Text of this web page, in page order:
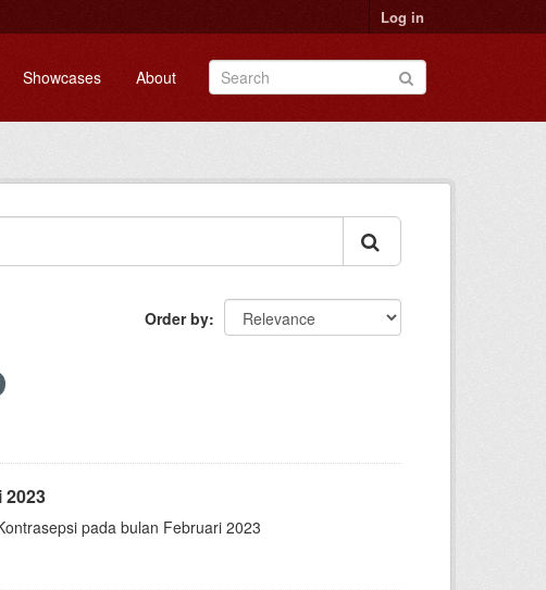
Log in
Showcases About
Order by
2023
pada bulan Februari 2023